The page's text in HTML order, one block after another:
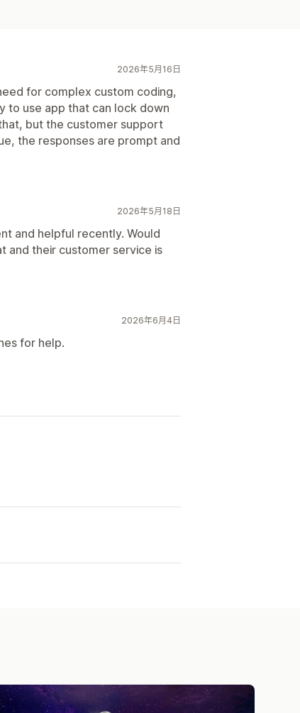
2026年5月16日
for complex custom coding,
to use app that can lock down
but the customer support
the responses are prompt and
2026年5月18日
and helpful recently. Would
and their customer service is
2026年6月4日
for help.